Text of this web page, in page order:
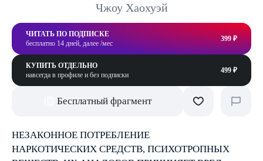
Чжоу Хаохуэй
ЧИТАТЬ ПО ПОДПИСКЕ
бесплатно 14 дней, далее /мес
399 ₽
КУПИТЬ ОТДЕЛЬНО
навсегда в профиле и без подписки
499 ₽
Бесплатный фрагмент
НЕЗАКОННОЕ ПОТРЕБЛЕНИЕ
НАРКОТИЧЕСКИХ СРЕДСТВ, ПСИХОТРОПНЫХ